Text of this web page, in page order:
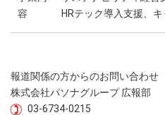
容
HRテック導入支援、
報道関係の方からのお問い合わせ
株式会社パソナグループ 広報部
03-6734-0215